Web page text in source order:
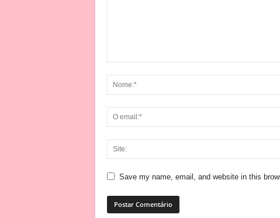
Save my name, email, and website in this